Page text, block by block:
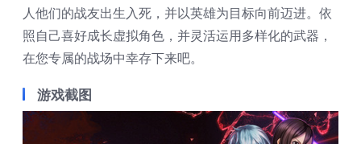
人他们的战友出生入死，并以英雄为目标向前迈进。依
照自己喜好成长虚拟角色，并灵活运用多样化的武器，
在您专属的战场中幸存下来吧。
游戏截图